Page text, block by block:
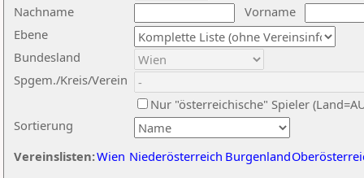
Nachname
Vorname
Ebene
Sortierung
Bundesland
Spgem./Kreis/Verein
Nur "österreichische" Spieler
Vereinslisten:Wien Niederösterreich Burgenland